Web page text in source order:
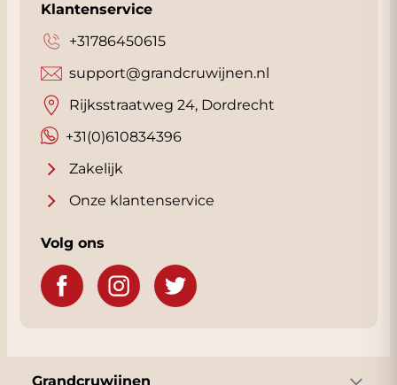
Klantenservice
+31786450615
+31(0)610834396
support@grandcruwijnen.nl
Rijksstraatweg 24, Dordrecht
Zakelijk
Onze klantenservice
Volg ons
Grandcruwijnen